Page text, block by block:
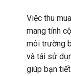
Việc thu
mang tính
môi trường
và tái sử
giúp bạn